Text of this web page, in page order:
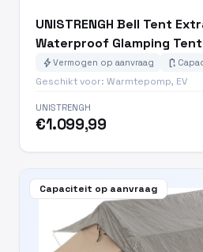
UNISTRENGH Bell Tent
Waterproof Glamping
boltVermogen op aanvraag battery_charging_full
Geschikt voor: Warmtepomp, EV
UNISTRENGH
€1.099,99
Capaciteit op aanvraag